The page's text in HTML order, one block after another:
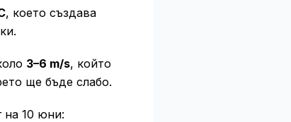
, което създава
3–6 m/s, който
ще бъде слабо.
на 10 юни: